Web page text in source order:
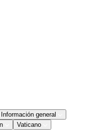
Información general
Vaticano